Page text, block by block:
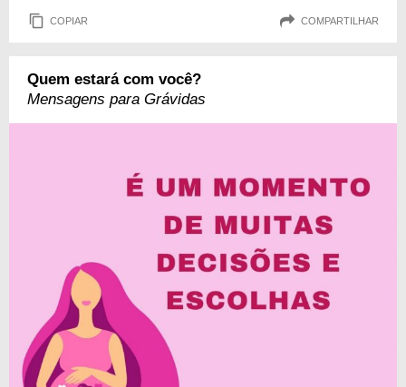
COPIAR COMPARTILHAR
Quem estará com você?
Mensagens para Grávidas